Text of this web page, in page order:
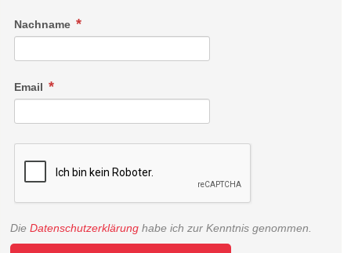
Nachname
Email
Die Datenschutzerklärung habe ich zur Kenntnis genommen.